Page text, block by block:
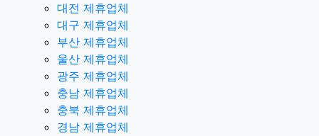
대전 제휴업체
대구 제휴업체
부산 제휴업체
울산 제휴업체
광주 제휴업체
충남 제휴업체
충북 제휴업체
경남 제휴업체